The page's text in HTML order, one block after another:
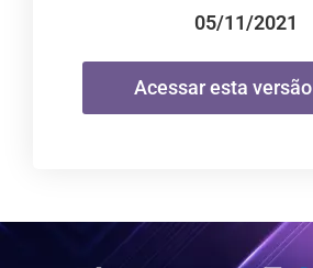
05/11/2021
Acessar esta versão